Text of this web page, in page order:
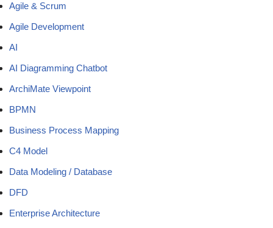
Agile & Scrum
Agile Development
AI
AI Diagramming Chatbot
ArchiMate Viewpoint
BPMN
Business Process Mapping
C4 Model
Data Modeling / Database
DFD
Enterprise Architecture